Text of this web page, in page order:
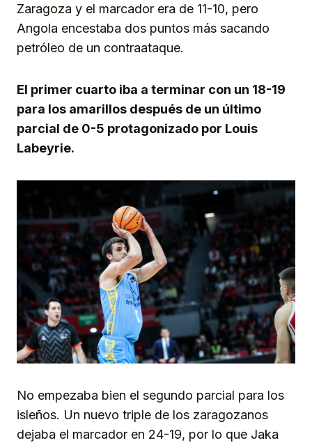
Zaragoza y el marcador era de 11-10, pero
Angola encestaba dos puntos más sacando
petróleo de un contraataque.
El primer cuarto iba a terminar con un 18-19
para los amarillos después de un último
parcial de 0-5 protagonizado por Louis
Labeyrie.
No empezaba bien el segundo parcial para los
isleños. Un nuevo triple de los zaragozanos
dejaba el marcador en 24-19, por lo que Jaka